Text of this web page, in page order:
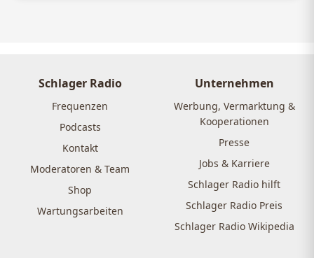
Schlager Radio
Frequenzen
Podcasts
Kontakt
Moderatoren & Team
Shop
Wartungsarbeiten
Unternehmen
Werbung, Vermarktung &
Kooperationen
Presse
Jobs & Karriere
Schlager Radio hilft
Schlager Radio Preis
Schlager Radio Wikipedia